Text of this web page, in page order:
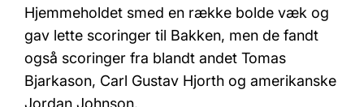
Hjemmeholdet smed en række bolde væk og
gav lette scoringer til Bakken, men de fandt
også scoringer fra blandt andet Tomas
Bjarkason, Carl Gustav Hjorth og amerikanske
Jordan Johnson.